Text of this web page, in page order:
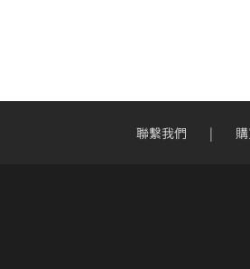
聯繫我們